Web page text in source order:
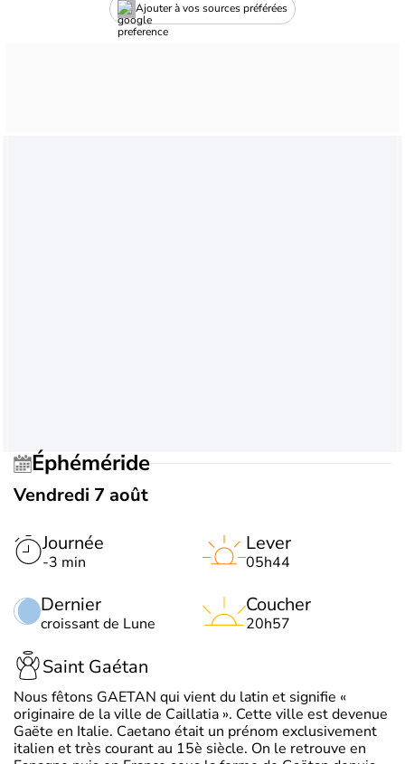
Ajouter à vos sources préférées
Éphéméride
Vendredi 7 août
Journée
-3 min
Dernier
croissant de Lune
Lever
05h44
Coucher
20h57
Saint Gaétan
Nous fêtons GAETAN qui vient du latin et signifie «
originaire de la ville de Caillatia ». Cette ville est devenue
Gaëte en Italie. Caetano était un prénom exclusivement
italien et très courant au 15è siècle. On le retrouve en